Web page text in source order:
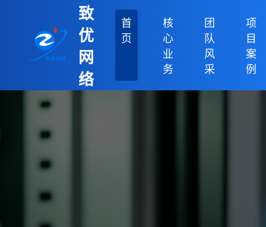
致
优
网
络
首
页
核
心
业
务
团
队
风
采
项
目
案
例